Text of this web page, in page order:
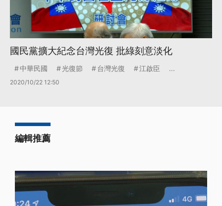
國民黨擴大紀念台灣光復 批綠刻意淡化
中華民國 光復節 台灣光復 江啟臣 ...
2020/10/22 12:50
編輯推薦